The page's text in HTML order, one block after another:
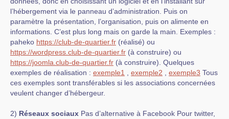
l’hébergement via le panneau d’administration. Puis on
paramètre la présentation, l’organisation, puis on alimente en
informations. C’est plus long mais on garde la main. Exemples :
paheko https://club-de-quartier.fr (réalisé) ou
https://wordpress.club-de-quartier.fr (à construire) ou
https://joomla.club-de-quartier.fr (à construire). Quelques
exemples de réalisation : exemple1 exemple2 exemple3 Tous
ces exemples sont transférables si les associations concernées
veulent changer d’hébergeur.
2) Réseaux sociaux Pas d’alternative à Facebook Pour twitter,